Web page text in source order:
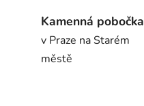
Kamenná pobočka
v Praze na Starém
městě